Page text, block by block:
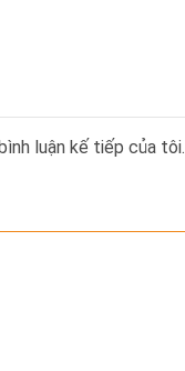
luận kế tiếp của tôi.